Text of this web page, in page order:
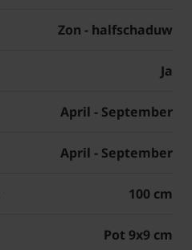
Zon - halfschaduw
Ja
April - September
April - September
100 cm
Pot 9x9 cm